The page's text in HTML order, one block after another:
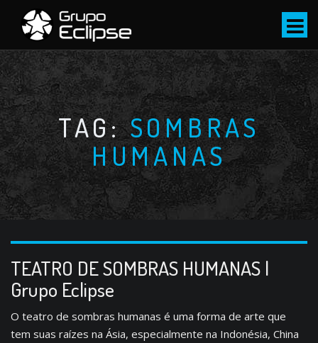
p
t
o
c
o
n
t
e
n
TAG:SOMBRAS
HUMANAS
TEATRO DE SOMBRAS HUMANAS |
Grupo Eclipse
O teatro de sombras humanas é uma forma de arte que
tem suas raízes na Ásia, especialmente na Indonésia, China